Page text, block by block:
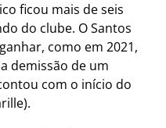
ficou mais de seis
do clube. O Santos
como em 2021,
demissão de um
com o início do